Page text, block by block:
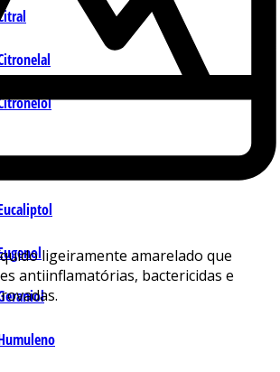
Citral
ligeiramente amarelado que
antiinflamatórias, bactericidas e